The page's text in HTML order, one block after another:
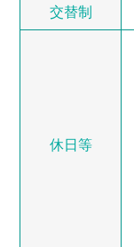
交替制
休日等